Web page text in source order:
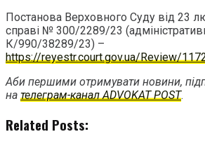
Постанова Верховного Суду від 23
справі № 300/2289/23
К/990/38289/23) –
https://reyestr.court.gov.ua/Review/
Аби першими отримувати новини,
на телеграм-канал ADVOKAT POST.
Related Posts: